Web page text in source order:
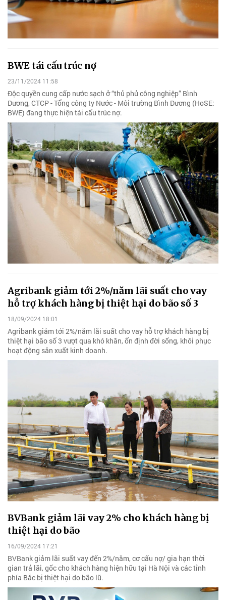
BWE tái cấu trúc nợ
23/11/2024 11:58
Độc quyền cung cấp nước sạch ở “thủ phủ công nghiệp” Bình
Dương, CTCP - Tổng công ty Nước - Môi trường Bình Dương (HoSE:
BWE) đang thực hiện tái cấu trúc nợ.
Agribank giảm tới 2%/năm lãi suất cho vay
hỗ trợ khách hàng bị thiệt hại do bão số 3
18/09/2024 18:01
Agribank giảm tới 2%/năm lãi suất cho vay hỗ trợ khách hàng bị
thiệt hại bão số 3 vượt qua khó khăn, ổn định đời sống, khôi phục
hoạt động sản xuất kinh doanh.
BVBank giảm lãi vay 2% cho khách hàng bị
thiệt hại do bão
16/09/2024 17:21
BVBank giảm lãi suất vay đến 2%/năm, cơ cấu nợ/ gia hạn thời
gian trả lãi, gốc cho khách hàng hiện hữu tại Hà Nội và các tỉnh
phía Bắc bị thiệt hại do bão lũ.